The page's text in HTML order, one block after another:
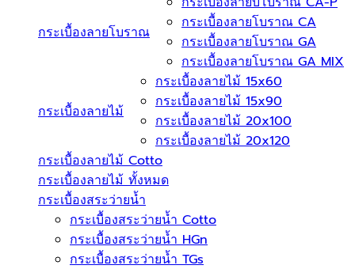
กระเบื้องลายโบราณ
กระเบื้องลายโบราณ CA
กระเบื้องลายโบราณ GA
กระเบื้องลายโบราณ GA MIX
กระเบื้องลายไม้
กระเบื้องลายไม้ 15x60
กระเบื้องลายไม้ 15x90
กระเบื้องลายไม้ 20x100
กระเบื้องลายไม้ 20x120
กระเบื้องลายไม้ Cotto
กระเบื้องลายไม้ ทั้งหมด
กระเบื้องสระว่ายน้ำ
กระเบื้องสระว่ายน้ำ Cotto
กระเบื้องสระว่ายน้ำ HGn
กระเบื้องสระว่ายน้ำ TGs